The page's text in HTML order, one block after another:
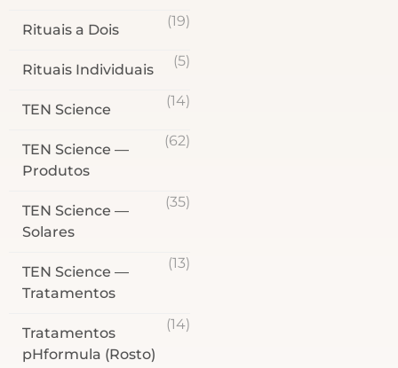
(19)
Rituais a Dois
(5)
Rituais Individuais
(14)
TEN Science
(62)
TEN Science —
Produtos
(35)
TEN Science —
Solares
(13)
TEN Science —
Tratamentos
(14)
Tratamentos
pHformula (Rosto)